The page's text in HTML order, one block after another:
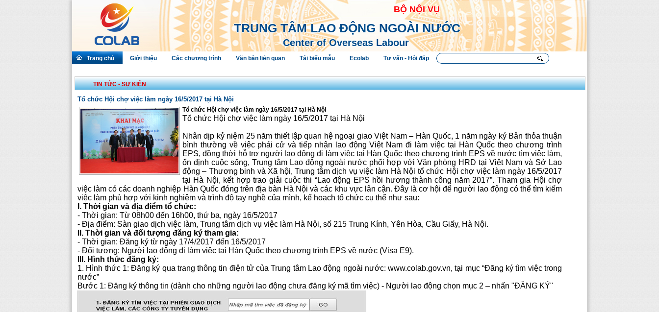
BỘ NỘI VỤ
TRUNG TÂM LAO ĐỘNG NGOÀI NƯỚC
Center of Overseas Labour
Trang chủ Giới thiệu Các chương trình Văn bản liên quan Tải biểu mẫu Ecolab Tư vấn - Hỏi đáp
TIN TỨC - SỰ KIỆN
Tổ chức Hội chợ việc làm ngày 16/5/2017 tại Hà Nội
Tổ chức Hội chợ việc làm ngày 16/5/2017 tại Hà Nội
Tổ chức Hội chợ việc làm ngày 16/5/2017 tại Hà Nội
Nhân dịp kỷ niệm 25 năm thiết lập quan hệ ngoại giao Việt Nam – Hàn Quốc, 1 năm ngày ký Bản thỏa thuận
bình thường về việc phái cử và tiếp nhận lao động Việt Nam đi làm việc tại Hàn Quốc theo chương trình
EPS, đồng thời hỗ trợ người lao động đi làm việc tại Hàn Quốc theo chương trình EPS về nước tìm việc làm,
ổn định cuộc sống, Trung tâm Lao động ngoài nước phối hợp với Văn phòng HRD tại Việt Nam và Sở Lao
động – Thương binh và Xã hội, Trung tâm dịch vụ việc làm Hà Nội tổ chức Hội chợ việc làm ngày 16/5/2017
tại Hà Nội, kết hợp trao giải cuộc thi “Lao động EPS hồi hương thành công năm 2017”. Tham gia Hội chợ
việc làm có các doanh nghiệp Hàn Quốc đóng trên địa bàn Hà Nội và các khu vực lân cận. Đây là cơ hội để người lao động có thể tìm kiếm
việc làm phù hợp với kinh nghiệm và trình độ tay nghề của mình, kế hoạch tổ chức cụ thể như sau:
I. Thời gian và địa điểm tổ chức:
- Thời gian: Từ 08h00 đến 16h00, thứ ba, ngày 16/5/2017
- Địa điểm: Sàn giao dịch việc làm, Trung tâm dịch vụ việc làm Hà Nội, số 215 Trung Kính, Yên Hòa, Cầu Giấy, Hà Nội.
II. Thời gian và đối tượng đăng ký tham gia:
- Thời gian: Đăng ký từ ngày 17/4/2017 đến 16/5/2017
- Đối tượng: Người lao động đi làm việc tại Hàn Quốc theo chương trình EPS về nước (Visa E9).
III. Hình thức đăng ký:
1. Hình thức 1: Đăng ký qua trang thông tin điện tử của Trung tâm Lao động ngoài nước: www.colab.gov.vn, tại mục “Đăng ký tìm việc trong
nước”
Bước 1: Đăng ký thông tin (dành cho những người lao động chưa đăng ký mã tìm việc) - Người lao động chọn mục 2 – nhấn "ĐĂNG KÝ"